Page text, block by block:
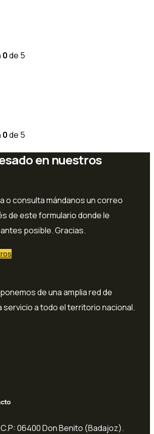
0de 5
0de 5
en nuestros
o consulta mándanos un correo
de este formulario donde le
posible. Gracias.
de una amplia red de
servicio a todo el territorio nacional.
06400 Don Benito (Badajoz).